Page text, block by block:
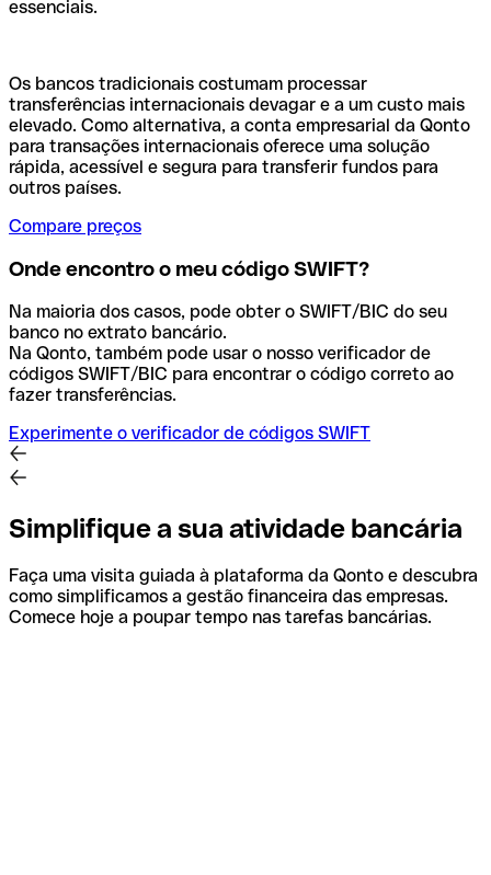
essenciais.
Os bancos tradicionais costumam processar
transferências internacionais devagar e a um custo mais
elevado. Como alternativa, a conta empresarial da Qonto
para transações internacionais oferece uma solução
rápida, acessível e segura para transferir fundos para
outros países.
Compare preços
Onde encontro o meu código SWIFT?
Na maioria dos casos, pode obter o SWIFT/BIC do seu
banco no extrato bancário.
Na Qonto, também pode usar o nosso verificador de
códigos SWIFT/BIC para encontrar o código correto ao
fazer transferências.
Experimente o verificador de códigos SWIFT
Simplifique a sua atividade bancária
Faça uma visita guiada à plataforma da Qonto e descubra
como simplificamos a gestão financeira das empresas.
Comece hoje a poupar tempo nas tarefas bancárias.